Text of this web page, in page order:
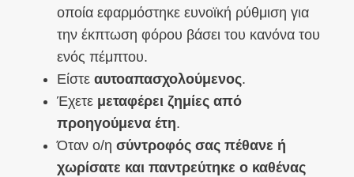
οποία εφαρμόστηκε ευνοϊκή ρύθμιση για
την έκπτωση φόρου βάσει του κανόνα του
ενός πέμπτου.
Είστε αυτοαπασχολούμενος.
Έχετε μεταφέρει ζημίες από
προηγούμενα έτη.
Όταν ο/η σύντροφός σας πέθανε ή
χωρίσατε και παντρεύτηκε ο καθένας